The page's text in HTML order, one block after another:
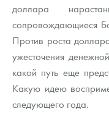
доллара
сопровождающиеся
Против роста
ужесточения
какой путь еще
Какую идею
следующего года.